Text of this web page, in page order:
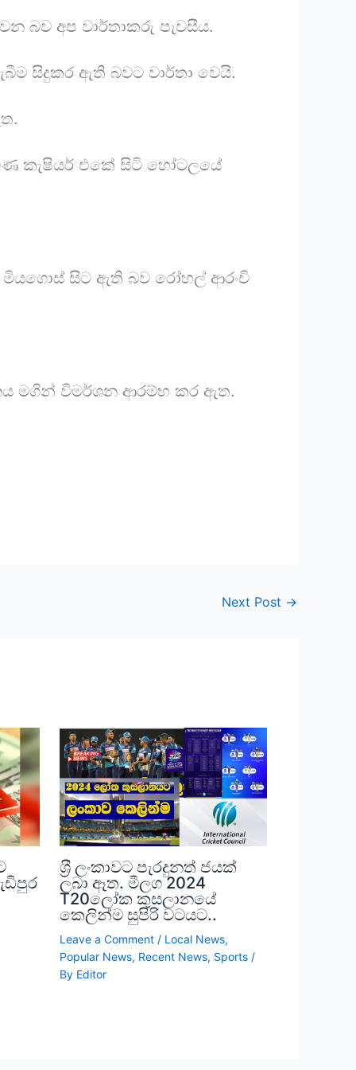
බව අප වාර්තාකරු පැවසීය.
සිදුකර ඇති බවට වාර්තා වෙයි.
කැෂියර් එකේ සිටි හෝටලයේ
සිට ඇති බව රෝහල් ආරංචි
මගින් විමර්ශන ආරම්භ කර ඇත.
Next Post →
ශ‍්‍රී ලංකාවට පැරදුනත් ජයක්
ලබා ඈත. මීලග 2024
T20ලෝක කුසලානයේ
කෙලින්ම සුපිරි වටයට..
Leave a Comment / Local News,
Popular News, Recent News, Sports/
By Editor